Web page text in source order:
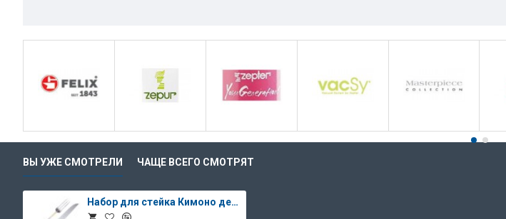
ВЫ УЖЕ СМОТРЕЛИ ЧАЩЕ ВСЕГО СМОТРЯТ
Набор для стейка Кимоно декорированный золотом (12 предметов)